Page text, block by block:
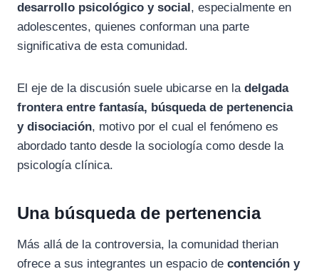
desarrollo psicológico y social, especialmente en
adolescentes, quienes conforman una parte
significativa de esta comunidad.
El eje de la discusión suele ubicarse en la delgada
frontera entre fantasía, búsqueda de pertenencia
y disociación, motivo por el cual el fenómeno es
abordado tanto desde la sociología como desde la
psicología clínica.
Una búsqueda de pertenencia
Más allá de la controversia, la comunidad therian
ofrece a sus integrantes un espacio de contención y